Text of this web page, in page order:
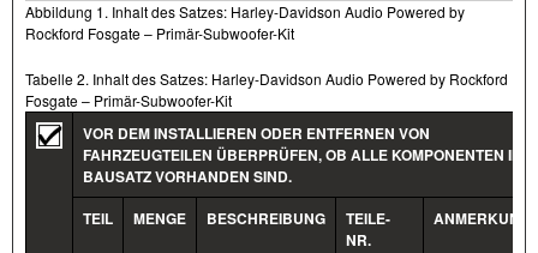
Abbildung 1. Inhalt des Satzes: Harley-Davidson Audio Powered by
Rockford Fosgate – Primär-Subwoofer-Kit
Tabelle 2. Inhalt des Satzes: Harley-Davidson Audio Powered by Rockford
Fosgate – Primär-Subwoofer-Kit
VOR DEM INSTALLIEREN ODER ENTFERNEN VON
FAHRZEUGTEILEN ÜBERPRÜFEN, OB ALLE KOMPONENTEN IM
BAUSATZ VORHANDEN SIND.
TEIL
MENGE BESCHREIBUNG
TEILE-
NR.